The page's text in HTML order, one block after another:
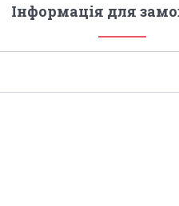
Інформація для